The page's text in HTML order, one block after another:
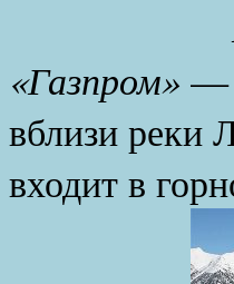
Горно-
«Газпром» —
вблизи реки
входит в